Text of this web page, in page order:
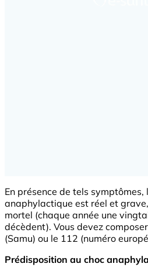
En présence de tels symptômes,
anaphylactique est réel et
mortel (chaque année une
décèdent). Vous devez
(Samu) ou le 112 (numéro
Prédisposition au choc